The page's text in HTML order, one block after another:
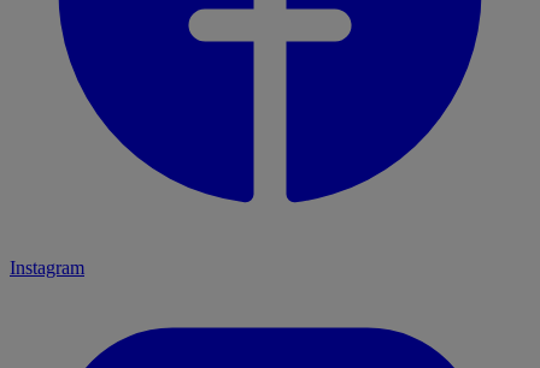
Instagram